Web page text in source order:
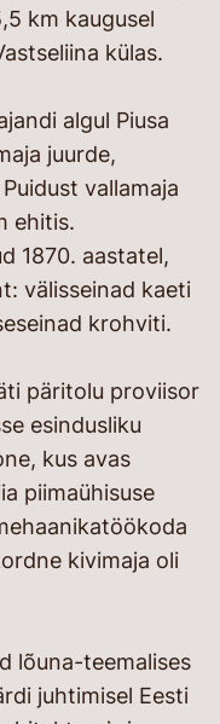
km kaugusel
külas.
algul Piusa
juurde,
vallamaja
ehitis.
1870. aastatel,
välisseinad kaeti
krohviti.
päritolu proviisor
esindusliku
kus avas
piimaühisuse
kivimaja oli
lõuna-teemalises
juhtimisel Eesti